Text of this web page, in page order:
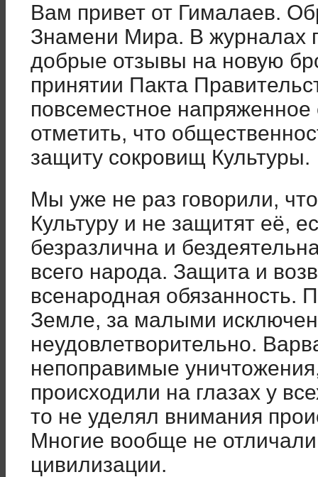
Вам привет от Гималаев.
Знамени Мира. В журналах
добрые отзывы на новую
принятии Пакта
повсеместное напряженное
отметить, что
защиту сокровищ Культуры.
Мы уже не раз говорили,
Культуру и не защитят её,
безразлична и
всего народа. Защита и
всенародная обязанность.
Земле, за малыми
неудовлетворительно.
непоправимые
происходили на глазах у
то не уделял внимания
Многие вообще не
цивилизации.